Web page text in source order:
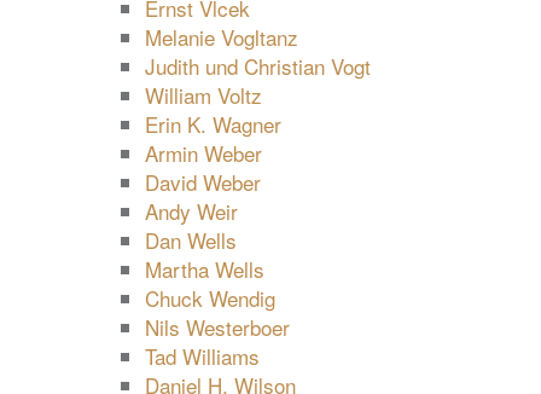
Ernst Vlcek
Melanie Vogltanz
Judith und Christian Vogt
William Voltz
Erin K. Wagner
Armin Weber
David Weber
Andy Weir
Dan Wells
Martha Wells
Chuck Wendig
Nils Westerboer
Tad Williams
Daniel H. Wilson